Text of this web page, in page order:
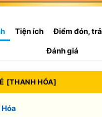
Tiện ích Điểm đón, trả
Đánh giá
[THANH HÓA]